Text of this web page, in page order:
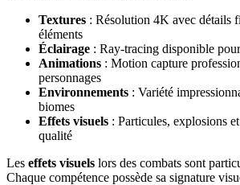
Textures : Résolution 4K avec détails
éléments
Éclairage : Ray-tracing disponible
Animations : Motion capture
personnages
Environnements : Variété
biomes
Effets visuels : Particules, explosions
qualité
Les effets visuels lors des combats sont
Chaque compétence possède sa signature